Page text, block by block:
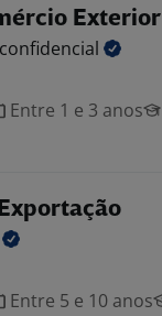
Exterior
confidencial
Entre 1 e 3 anos
Entre 5 e 10 anos